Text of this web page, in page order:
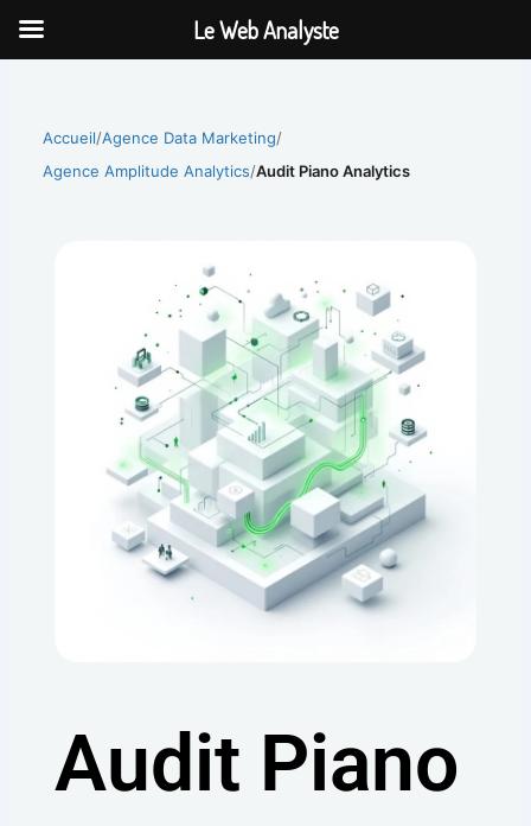
Aller
Accueil/Agence Data Marketing/
Agence Amplitude Analytics/Audit Piano Analytics
Audit Piano
Le Web Analyste